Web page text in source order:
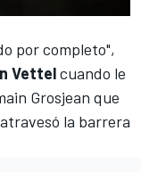
por completo",
Vettelcuando le
Grosjean que
atravesó la barrera